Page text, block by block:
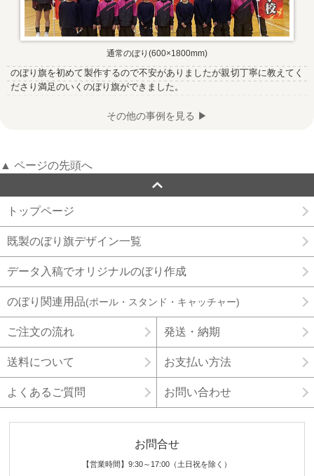
通常のぼり(600×1800mm)
のぼり旗を初めて製作するので不安がありましたが親切丁寧に教えてく
ださり満足のいくのぼり旗ができました。
その他の事例を見る ▶
▲ ページの先頭へ
トップページ
既製のぼり旗デザイン一覧
データ入稿でオリジナルのぼり作成
のぼり関連用品(ポール・スタンド・キャッチャー)
ご注文の流れ 発送・納期
送料について お支払い方法
よくあるご質問 お問い合わせ
お問合せ
【営業時間】9:30～17:00（土日祝を除く）